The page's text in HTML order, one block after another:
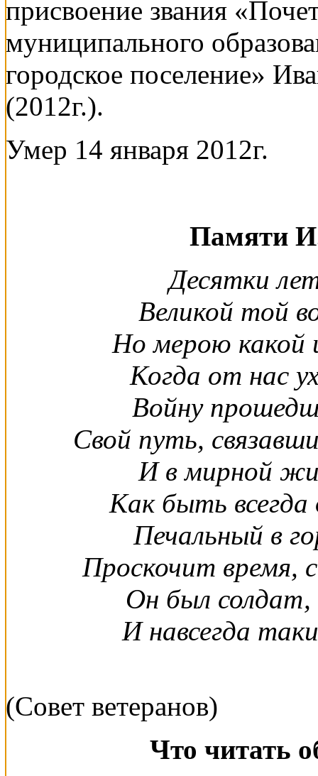
присвоение звания
муниципального
городское поселение»
(2012г.).
Умер 14 января 2012г.
Памяти
Десятки
Великой той
Но мерою какой
Когда от нас
Войну
Свой путь,
И в мирной
Как быть
Печальный в
Проскочит время,
Он был солдат,
И навсегда
(Совет ветеранов)
Что читать